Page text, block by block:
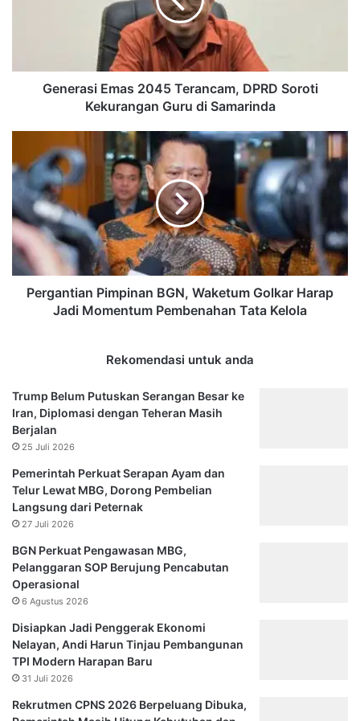
di
SamarindaGenerasi Emas 2045 Terancam, DPRD Soroti
Kekurangan Guru di Samarinda
Pimpinan
BGN,
Waketum
Golkar
Harap
Jadi
Momentum
Pembenahan
TataPergantian Pimpinan BGN, Waketum Golkar Harap
Jadi Momentum Pembenahan Tata Kelola
Rekomendasi untuk anda
Trump Belum Putuskan Serangan Besar ke
Iran, Diplomasi dengan Teheran Masih
Berjalan
25 Juli 2026
Pemerintah Perkuat Serapan Ayam dan
Telur Lewat MBG, Dorong Pembelian
Langsung dari Peternak
27 Juli 2026
BGN Perkuat Pengawasan MBG,
Pelanggaran SOP Berujung Pencabutan
Operasional
6 Agustus 2026
Disiapkan Jadi Penggerak Ekonomi
Nelayan, Andi Harun Tinjau Pembangunan
TPI Modern Harapan Baru
31 Juli 2026
Rekrutmen CPNS 2026 Berpeluang Dibuka,